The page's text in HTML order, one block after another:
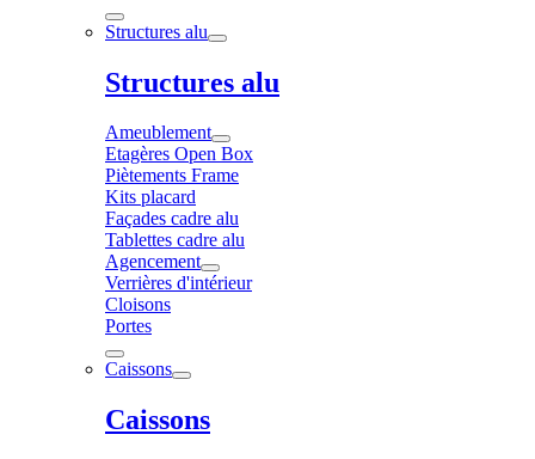
Structures alu
Structures alu
Ameublement
Etagères Open Box
Piètements Frame
Kits placard
Façades cadre alu
Tablettes cadre alu
Agencement
Verrières d'intérieur
Cloisons
Portes
Caissons
Caissons